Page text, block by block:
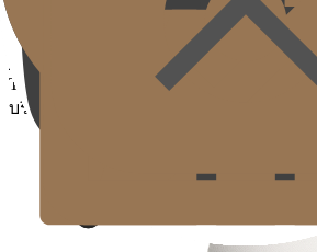
Touchup Kiss Treatment
บริเวณที่สามารถทำหัตถการ Touchup Kiss